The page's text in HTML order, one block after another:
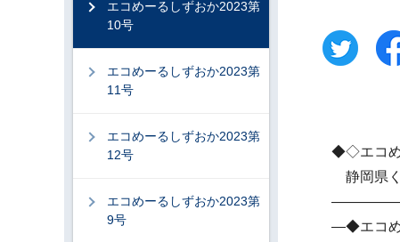
◆◇エコ
静岡県
―◆エコ
エコめーるしずおか2023第
10号
エコめーるしずおか2023第
11号
エコめーるしずおか2023第
12号
エコめーるしずおか2023第
9号